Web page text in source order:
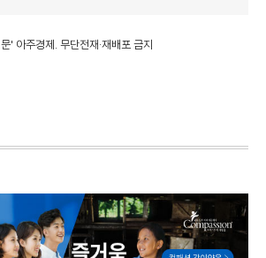
' 아주경제. 무단전재·재배포 금지